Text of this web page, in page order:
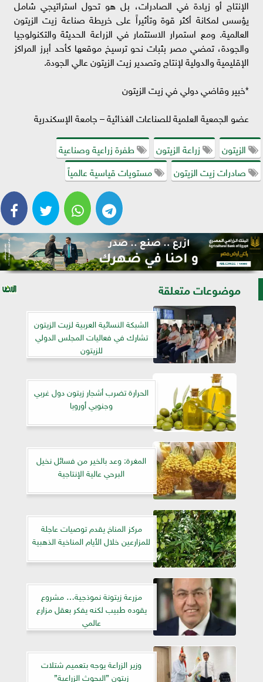
الإنتاج أو زيادة في الصادرات، بل هو تحول استراتيجي شامل
يؤسس لمكانة أكثر قوة وتأثيراً على خريطة صناعة زيت الزيتون
العالمية. ومع استمرار الاستثمار في الزراعة الحديثة والتكنولوجيا
والجودة، تمضي مصر بثبات نحو ترسيخ موقعها كأحد أبرز المراكز
الإقليمية والدولية لإنتاج وتصدير زيت الزيتون عالي الجودة.
*خبير وقاضي دولي في زيت الزيتون
عضو الجمعية العلمية للصناعات الغذائية – جامعة الإسكندرية
الزيتون
زراعة الزيتون
طفرة زراعية وصناعية
صادرات زيت الزيتون
مستويات قياسية عالمياً
موضوعات متعلقة
الشبكة النسائية العربية لزيت الزيتون
تشارك في فعاليات المجلس الدولي
للزيتون
الحرارة تضرب أشجار زيتون دول غربي
وجنوبي أوروبا
المغرة: وعد بالخير من فسائل نخيل
البرحي عالية الإنتاجية
مركز المناخ يقدم توصيات عاجلة
للمزارعين خلال الأيام المناخية الذهبية
مزرعة زيتونة نموذجية… مشروع
يقوده طبيب لكنه يفكر بعقل مزارع
عالمي
وزير الزراعة يوجه بتعميم شتلات
زيتون ”البحوث الزراعية”